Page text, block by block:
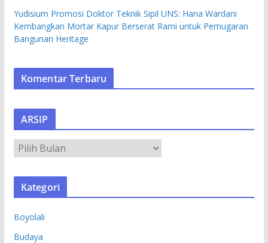
Yudisium Promosi Doktor Teknik Sipil UNS: Hana Wardani
Kembangkan Mortar Kapur Berserat Rami untuk Pemugaran
Bangunan Heritage
Komentar Terbaru
ARSIP
R
S
Kategori
Boyolali
Budaya